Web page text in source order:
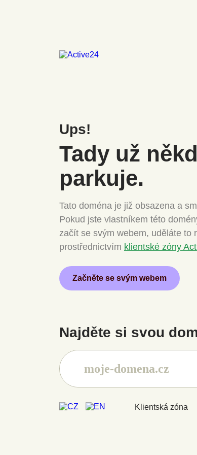
Ups!
Tady už
parkuje.
Tato doména je již obsazena a
Pokud jste vlastníkem této
začít se svým webem, uděláte to
prostřednictvím klientské zóny
Začněte se svým webem
Najděte si svou
Klientská zóna